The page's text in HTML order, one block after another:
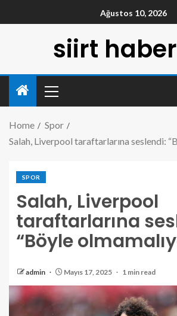
Ağustos 10, 2026
siirt
Home
Spor
Salah, Liverpool taraftarlarına seslendi:
SPOR
Salah, Liverpool
taraftarlarına
“Böyle
admin Mayıs 17, 2025 1 min read